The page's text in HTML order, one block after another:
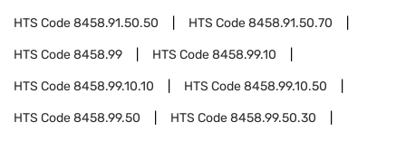
HTS Code8458.91.50.50 HTS Code8458.91.50.70
HTS Code8458.99 HTS Code8458.99.10
HTS Code8458.99.10.10 HTS Code8458.99.10.50
HTS Code8458.99.50 HTS Code8458.99.50.30